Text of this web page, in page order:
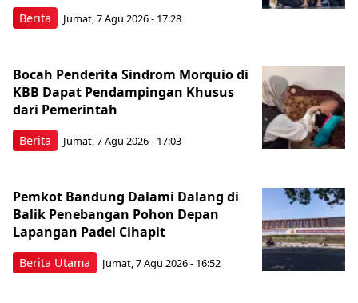
Berita Jumat, 7 Agu 2026 - 17:28
Berita
Bocah Penderita Sindrom Morquio di
KBB Dapat Pendampingan Khusus
dari Pemerintah
Jumat, 7 Agu 2026 - 17:03
Berita Utama
Pemkot Bandung Dalami Dalang di
Balik Penebangan Pohon Depan
Lapangan Padel Cihapit
Jumat, 7 Agu 2026 - 16:52